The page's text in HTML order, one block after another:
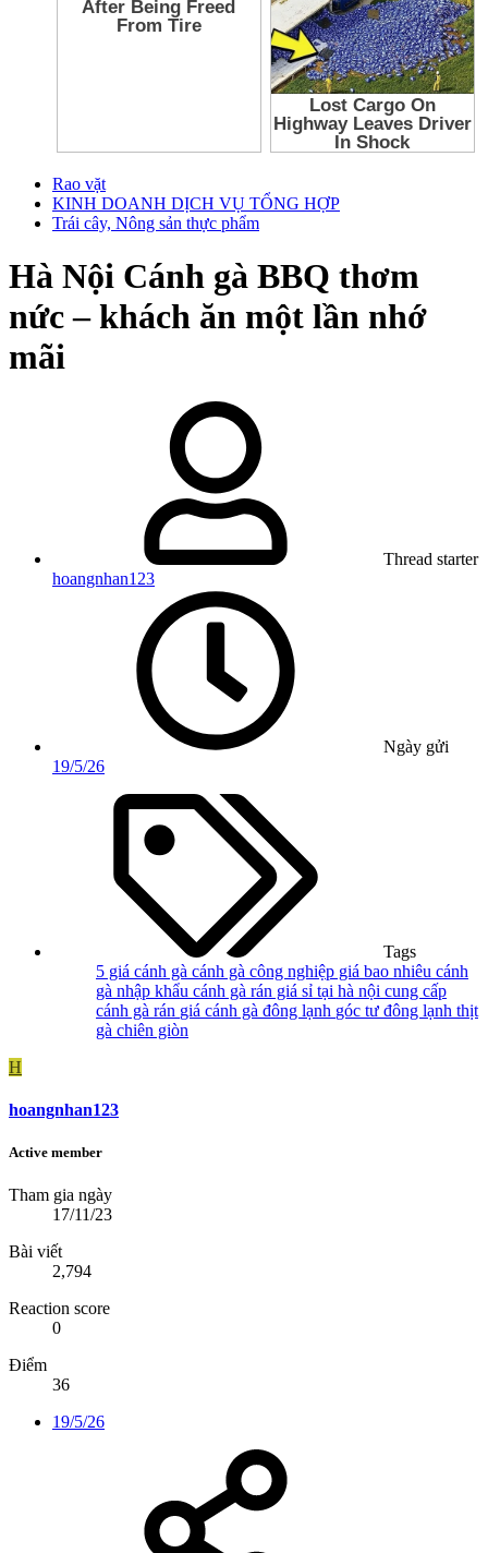
Rao vặt
KINH DOANH DỊCH VỤ TỔNG HỢP
Trái cây, Nông sản thực phẩm
Hà Nội Cánh gà BBQ thơm
nức – khách ăn một lần nhớ
mãi
Thread starter
hoangnhan123
Ngày gửi
19/5/26
Tags
5 giá cánh gà cánh gà công nghiệp giá bao nhiêu cánh
gà nhập khẩu cánh gà rán giá sỉ tại hà nội cung cấp
cánh gà rán giá cánh gà đông lạnh góc tư đông lạnh thịt
gà chiên giòn
H
hoangnhan123
Active member
Tham gia ngày
17/11/23
Bài viết
2,794
Reaction score
0
Điểm
36
19/5/26